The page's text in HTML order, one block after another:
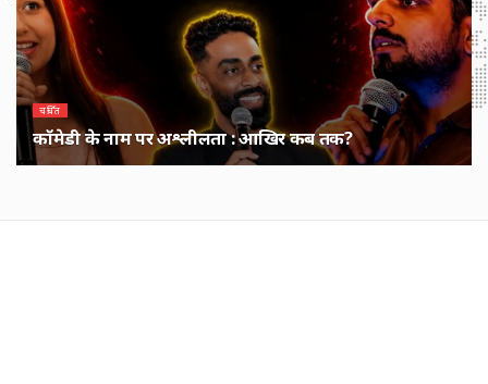
चर्चित
कॉमेडी के नाम पर अश्लीलता : आखिर कब तक?